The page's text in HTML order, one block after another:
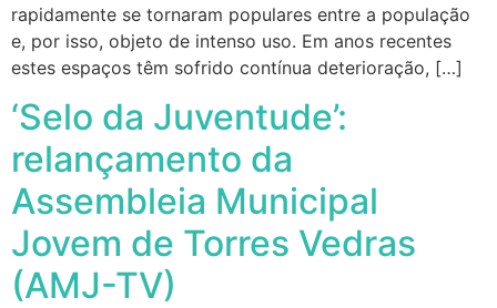
rapidamente se tornaram populares entre a população
e, por isso, objeto de intenso uso. Em anos recentes
estes espaços têm sofrido contínua deterioração, […]
‘Selo da Juventude’:
relançamento da
Assembleia Municipal
Jovem de Torres Vedras
(AMJ-TV)